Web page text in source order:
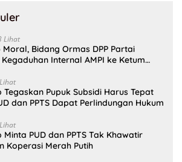
Lihat
Bidang Ormas DPP Partai
Internal AMPI ke Ketum
Pupuk Subsidi Harus Tepat
dan PPTS Dapat Perlindungan Hukum
PUD dan PPTS Tak Khawatir
Koperasi Merah Putih